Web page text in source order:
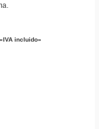
«IVA incluido»